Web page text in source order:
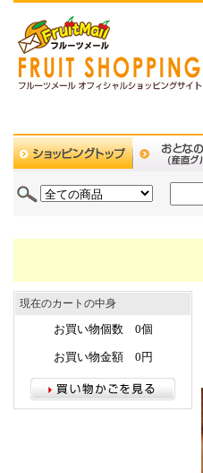
現在のカートの中身
お買い物個数 0個
お買い物金額 0円